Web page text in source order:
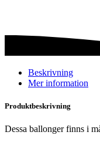
Beskrivning
Mer information
Produktbeskrivning
Dessa ballonger finns i